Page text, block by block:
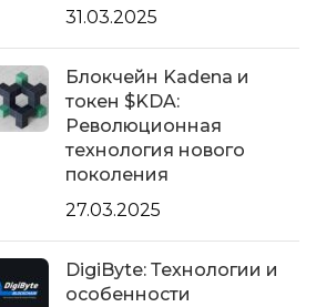
31.03.2025
Блокчейн Kadena и
токен $KDA:
Революционная
технология нового
поколения
27.03.2025
DigiByte: Технологии и
особенности